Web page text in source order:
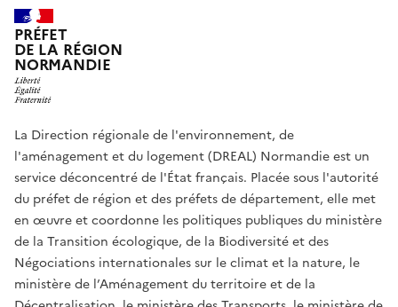
PRÉFET
DE LA RÉGION
NORMANDIE
La Direction régionale de l'environnement, de
l'aménagement et du logement (DREAL) Normandie est un
service déconcentré de l'État français. Placée sous l'autorité
du préfet de région et des préfets de département, elle met
en œuvre et coordonne les politiques publiques du ministère
de la Transition écologique, de la Biodiversité et des
Négociations internationales sur le climat et la nature, le
ministère de l’Aménagement du territoire et de la